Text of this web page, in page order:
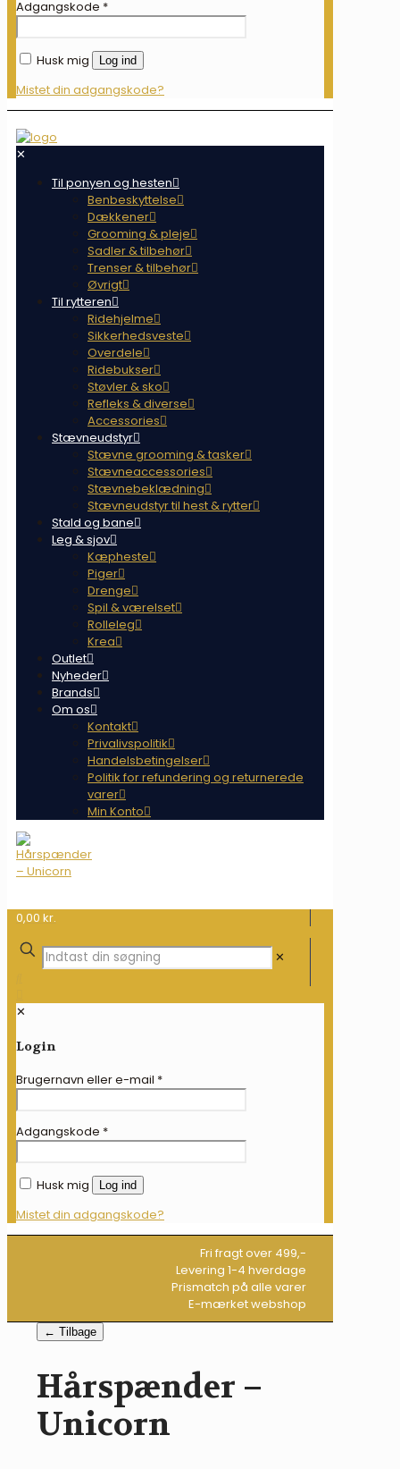
Adgangskode *
Husk mig Log ind
Mistet din adgangskode?
✕
Til ponyen og hesten
Benbeskyttelse
Dækkener
Grooming & pleje
Sadler & tilbehør
Trenser & tilbehør
Øvrigt
Til rytteren
Ridehjelme
Sikkerhedsveste
Overdele
Ridebukser
Støvler & sko
Refleks & diverse
Accessories
Stævneudstyr
Stævne grooming & tasker
Stævneaccessories
Stævnebeklædning
Stævneudstyr til hest & rytter
Stald og bane
Leg & sjov
Kæpheste
Piger
Drenge
Spil & værelset
Rolleleg
Krea
Outlet
Nyheder
Brands
Om os
Kontakt
Privalivspolitik
Handelsbetingelser
Politik for refundering og returnerede
varer
Min Konto
0,00 kr.
✕
✕
Login
Brugernavn eller e-mail *
Adgangskode *
Husk mig Log ind
Mistet din adgangskode?
Fri fragt over 499,-
Levering 1-4 hverdage
Prismatch på alle varer
E-mærket webshop
← Tilbage
Hårspænder –
Unicorn